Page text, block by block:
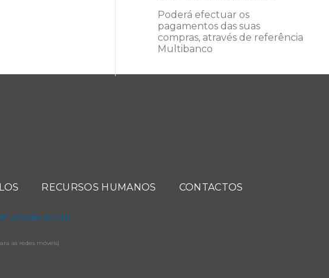
Poderá efectuar os
pagamentos das suas
compras, através de referência
Multibanco
RECURSOS HUMANOS CONTACTOS
as redes móveis)